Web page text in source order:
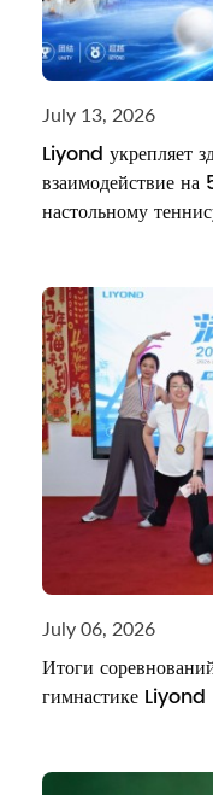
July 13, 2026
Liyond укрепляет
взаимодействие
настольному
July 06, 2026
Итоги
гимнастике